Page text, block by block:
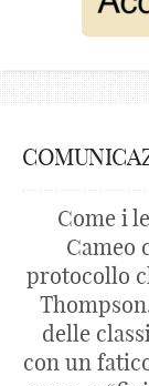
Come i
Cameo
protocollo
delle
con un